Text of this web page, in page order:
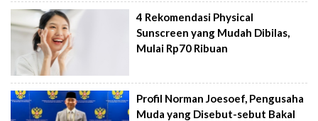
4 Rekomendasi Physical
Sunscreen yang Mudah Dibilas,
Mulai Rp70 Ribuan
Profil Norman Joesoef, Pengusaha
Muda yang Disebut-sebut Bakal